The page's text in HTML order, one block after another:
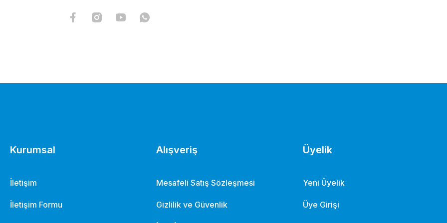
Kurumsal
İletişim
İletişim Formu
Alışveriş
Mesafeli Satış Sözleşmesi
Gizlilik ve Güvenlik
Üyelik
Yeni Üyelik
Üye Girişi